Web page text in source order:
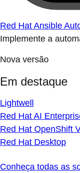
Red Hat Ansible
Implemente a
Nova versão
Em destaque
Lightwell
Red Hat AI
Red Hat OpenShift
Red Hat Desktop
Conheça todas as